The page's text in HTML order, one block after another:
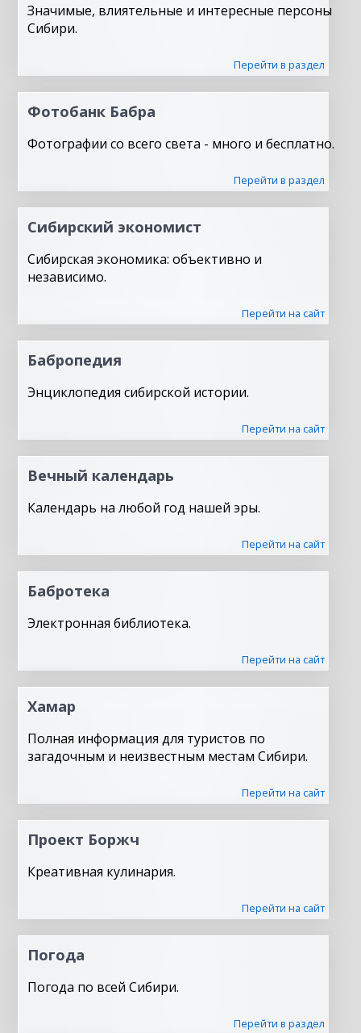
Значимые, влиятельные и интересные персоны
Сибири.
Перейти в раздел
Фотобанк Бабра
Фотографии со всего света - много и бесплатно.
Перейти в раздел
Сибирский экономист
Сибирская экономика: объективно и
независимо.
Перейти на сайт
Бабропедия
Энциклопедия сибирской истории.
Перейти на сайт
Вечный календарь
Календарь на любой год нашей эры.
Перейти на сайт
Бабротека
Электронная библиотека.
Перейти на сайт
Хамар
Полная информация для туристов по
загадочным и неизвестным местам Сибири.
Перейти на сайт
Проект Боржч
Креативная кулинария.
Перейти на сайт
Погода
Погода по всей Сибири.
Перейти в раздел